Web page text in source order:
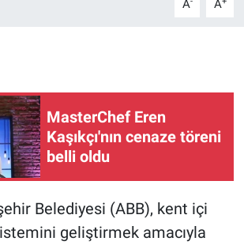
A A
MasterChef Eren
Kaşıkçı'nın cenaze töreni
belli oldu
Belediyesi (ABB), kent içi
geliştirmek amacıyla